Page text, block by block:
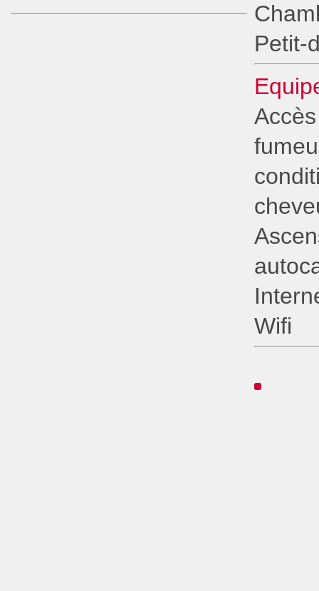
Petit-
Wifi